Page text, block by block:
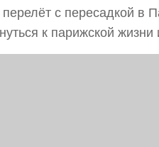
с пересадкой в
к парижской